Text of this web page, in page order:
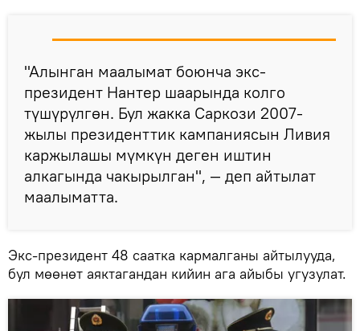
"Алынган маалымат боюнча экс-
президент Нантер шаарында колго
түшүрүлгөн. Бул жакка Саркози 2007-
жылы президенттик кампаниясын Ливия
каржылашы мүмкүн деген иштин
алкагында чакырылган", — деп айтылат
маалыматта.
Экс-президент 48 саатка кармалганы айтылууда,
бул мөөнөт аяктагандан кийин ага айыбы угузулат.